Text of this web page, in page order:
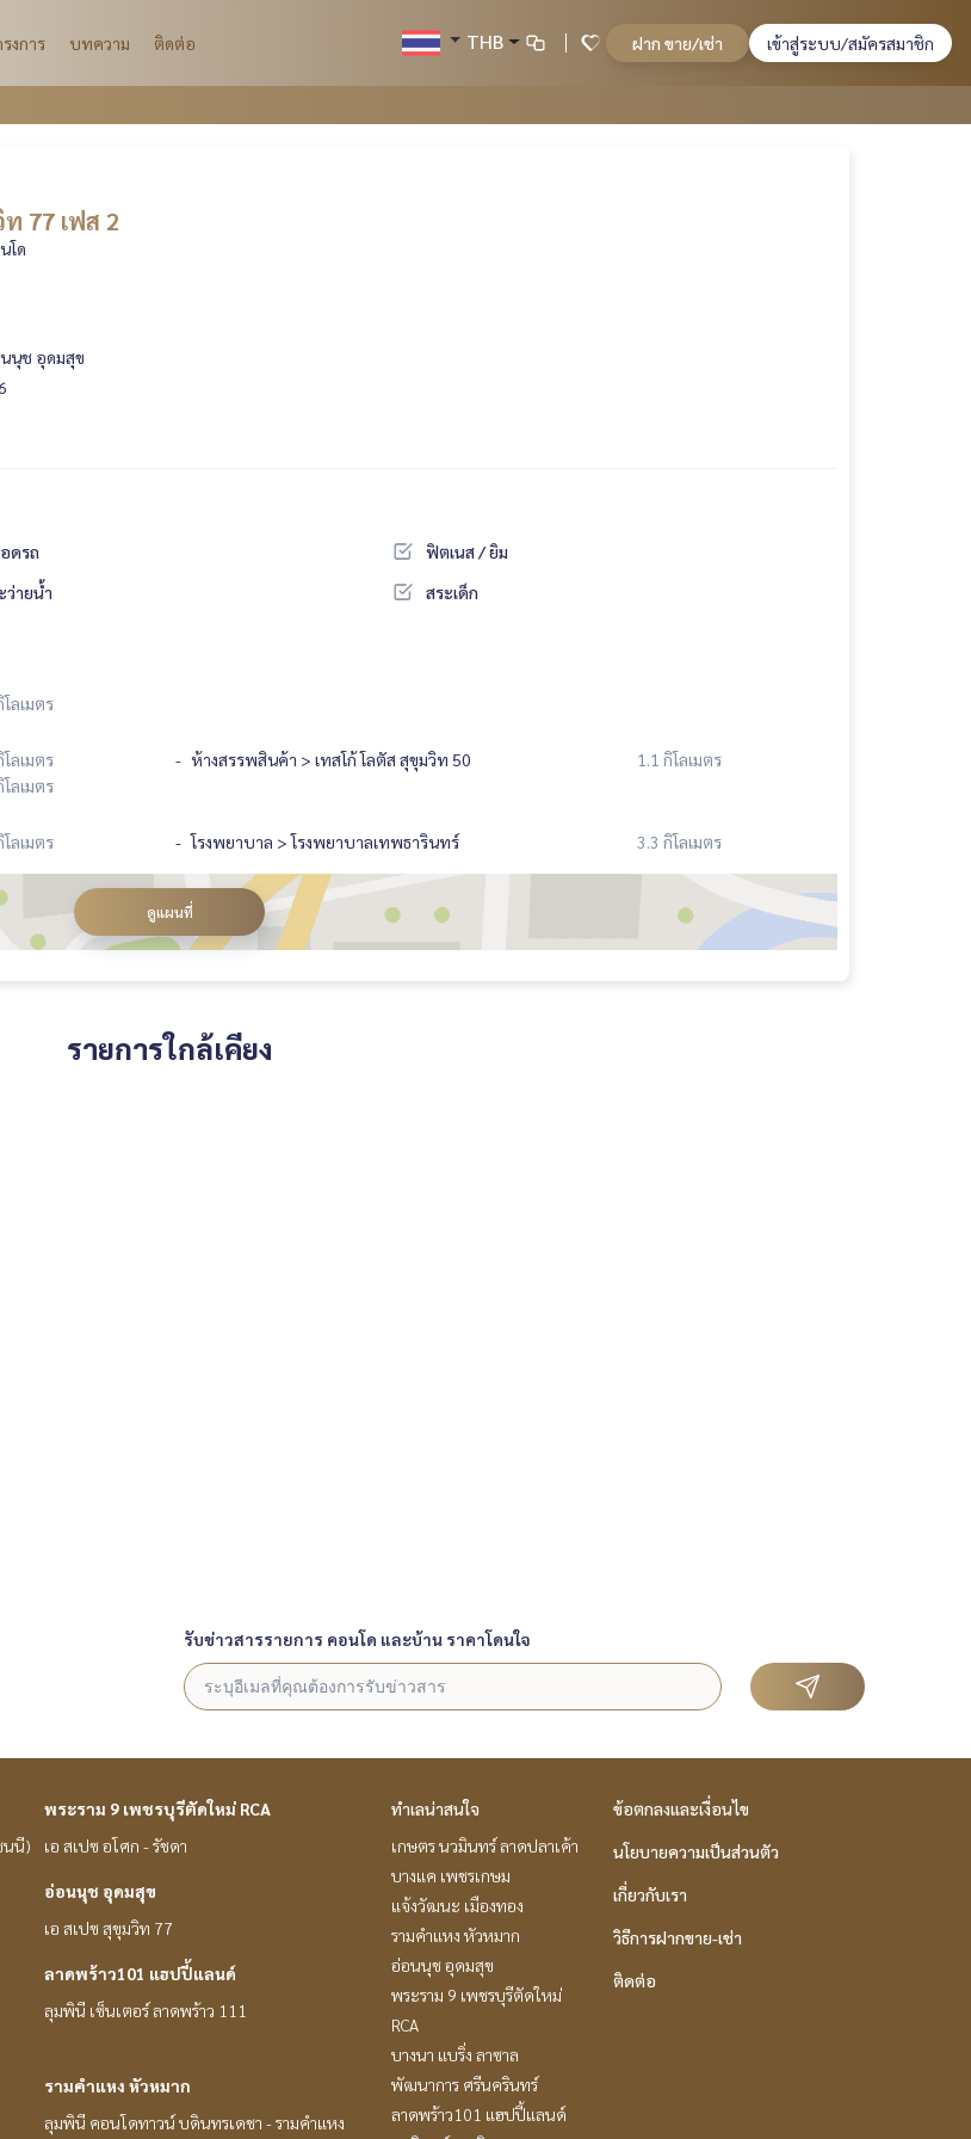
งการ บทความ ติดต่อ THB ฝาก ขาย/เช่า เข้าสู่ระบบ/สมัครสมาชิก
77 เฟส 2
โด
นุช อุดมสุข
ดรถ
ฟิตเนส / ยิม
ว่ายน้ำ สระเด็ก
ลเมตร
ลเมตร ห้างสรรพสินค้า > เทสโก้ โลตัส สุขุมวิท 50
1.1 กิโลเมตร
ลเมตร
ลเมตร โรงพยาบาล > โรงพยาบาลเทพธารินทร์ 3.3 กิโลเมตร
ดูแผนที่
รายการใกล้เคียง
รับข่าวสารรายการ คอนโด และบ้าน ราคาโดนใจ
นนี)
พระราม 9 เพชรบุรีตัดใหม่ RCA
เอ สเปซ อโศก - รัชดา
อ่อนนุช อุดมสุข
เอ สเปซ สุขุมวิท 77
ลาดพร้าว101 แฮปปี้แลนด์
ลุมพินี เซ็นเตอร์ ลาดพร้าว 111
รามคำแหง หัวหมาก
ลุมพินี คอนโดทาวน์ บดินทรเดชา - รามคำแหง
ทำเลน่าสนใจ
เกษตร นวมินทร์ ลาดปลาเค้า
บางแค เพชรเกษม
แจ้งวัฒนะ เมืองทอง
รามคำแหง หัวหมาก
อ่อนนุช อุดมสุข
พระราม 9 เพชรบุรีตัดใหม่
RCA
บางนา แบริ่ง ลาซาล
พัฒนาการ ศรีนครินทร์
ลาดพร้าว101 แฮปปี้แลนด์
ข้อตกลงและเงื่อนไข
นโยบายความเป็นส่วนตัว
เกี่ยวกับเรา
วิธีการฝากขาย-เช่า
ติดต่อ